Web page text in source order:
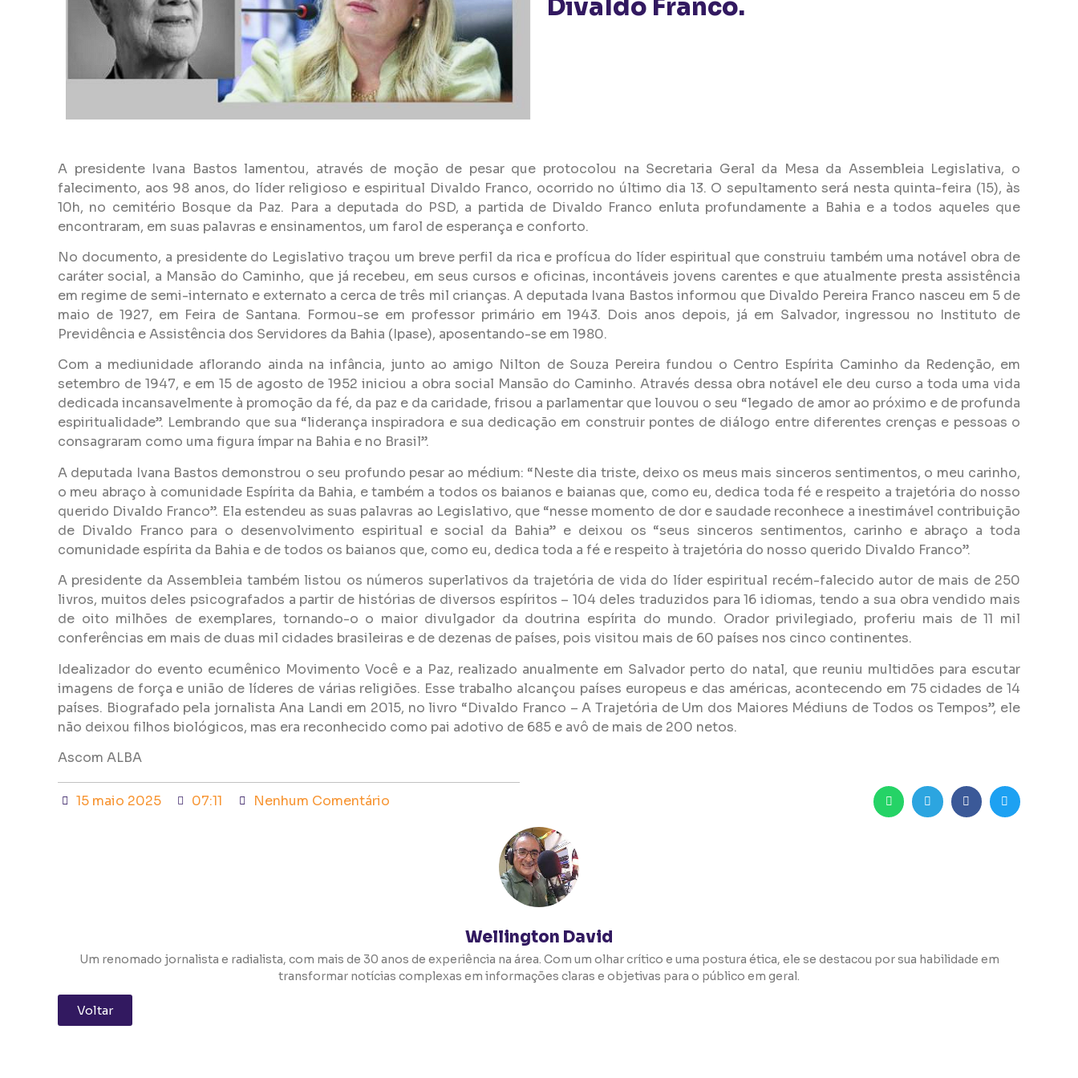
Divaldo Franco.
A presidente Ivana Bastos lamentou, através de moção de pesar que protocolou na Secretaria Geral da Mesa da Assembleia Legislativa, o
falecimento, aos 98 anos, do líder religioso e espiritual Divaldo Franco, ocorrido no último dia 13. O sepultamento será nesta quinta-feira (15), às
10h, no cemitério Bosque da Paz. Para a deputada do PSD, a partida de Divaldo Franco enluta profundamente a Bahia e a todos aqueles que
encontraram, em suas palavras e ensinamentos, um farol de esperança e conforto.
No documento, a presidente do Legislativo traçou um breve perfil da rica e profícua do líder espiritual que construiu também uma notável obra de
caráter social, a Mansão do Caminho, que já recebeu, em seus cursos e oficinas, incontáveis jovens carentes e que atualmente presta assistência
em regime de semi-internato e externato a cerca de três mil crianças. A deputada Ivana Bastos informou que Divaldo Pereira Franco nasceu em 5 de
maio de 1927, em Feira de Santana. Formou-se em professor primário em 1943. Dois anos depois, já em Salvador, ingressou no Instituto de
Previdência e Assistência dos Servidores da Bahia (Ipase), aposentando-se em 1980.
Com a mediunidade aflorando ainda na infância, junto ao amigo Nilton de Souza Pereira fundou o Centro Espírita Caminho da Redenção, em
setembro de 1947, e em 15 de agosto de 1952 iniciou a obra social Mansão do Caminho. Através dessa obra notável ele deu curso a toda uma vida
dedicada incansavelmente à promoção da fé, da paz e da caridade, frisou a parlamentar que louvou o seu “legado de amor ao próximo e de profunda
espiritualidade”. Lembrando que sua “liderança inspiradora e sua dedicação em construir pontes de diálogo entre diferentes crenças e pessoas o
consagraram como uma figura ímpar na Bahia e no Brasil”.
A deputada Ivana Bastos demonstrou o seu profundo pesar ao médium: “Neste dia triste, deixo os meus mais sinceros sentimentos, o meu carinho,
o meu abraço à comunidade Espírita da Bahia, e também a todos os baianos e baianas que, como eu, dedica toda fé e respeito a trajetória do nosso
querido Divaldo Franco”. Ela estendeu as suas palavras ao Legislativo, que “nesse momento de dor e saudade reconhece a inestimável contribuição
de Divaldo Franco para o desenvolvimento espiritual e social da Bahia” e deixou os “seus sinceros sentimentos, carinho e abraço a toda
comunidade espírita da Bahia e de todos os baianos que, como eu, dedica toda a fé e respeito à trajetória do nosso querido Divaldo Franco”.
A presidente da Assembleia também listou os números superlativos da trajetória de vida do líder espiritual recém-falecido autor de mais de 250
livros, muitos deles psicografados a partir de histórias de diversos espíritos – 104 deles traduzidos para 16 idiomas, tendo a sua obra vendido mais
de oito milhões de exemplares, tornando-o o maior divulgador da doutrina espírita do mundo. Orador privilegiado, proferiu mais de 11 mil
conferências em mais de duas mil cidades brasileiras e de dezenas de países, pois visitou mais de 60 países nos cinco continentes.
Idealizador do evento ecumênico Movimento Você e a Paz, realizado anualmente em Salvador perto do natal, que reuniu multidões para escutar
imagens de força e união de líderes de várias religiões. Esse trabalho alcançou países europeus e das américas, acontecendo em 75 cidades de 14
países. Biografado pela jornalista Ana Landi em 2015, no livro “Divaldo Franco – A Trajetória de Um dos Maiores Médiuns de Todos os Tempos”, ele
não deixou filhos biológicos, mas era reconhecido como pai adotivo de 685 e avô de mais de 200 netos.
Ascom ALBA
15 maio 2025 07:11 Nenhum Comentário
Wellington David
Um renomado jornalista e radialista, com mais de 30 anos de experiência na área. Com um olhar crítico e uma postura ética, ele se destacou por sua habilidade em
transformar notícias complexas em informações claras e objetivas para o público em geral.
Voltar